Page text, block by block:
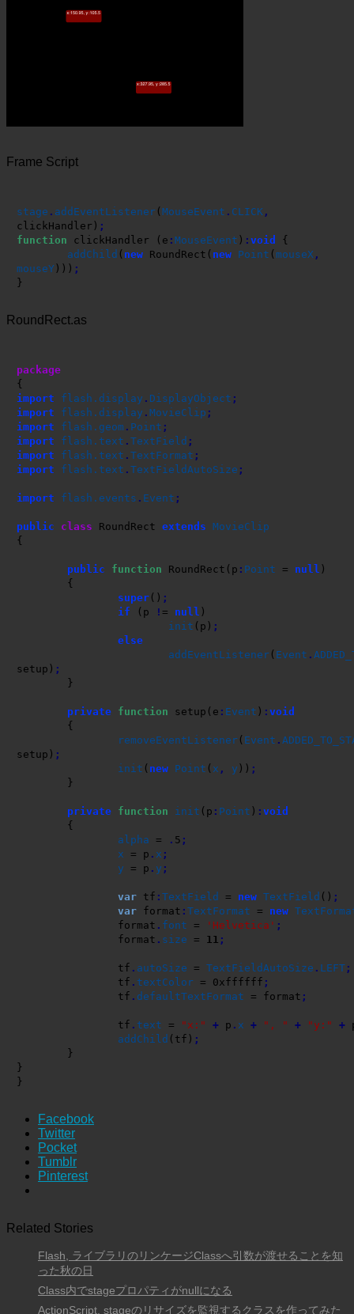
Frame Script
stage . addEventListener ( MouseEvent . CLICK ,
clickHandler ) ;
function clickHandler ( e : MouseEvent ) : void
{
addChild ( new RoundRect ( new Point ( mouseX ,
mouseY ) ) ) ;
}
RoundRect.as
package
{
import
flash.display . DisplayObject ;
import
flash.display . MovieClip ;
import
flash.geom . Point ;
import
flash.text . TextField ;
import
flash.text . TextFormat ;
import
flash.text . TextFieldAutoSize ;
import flash.events . Event ;
public class RoundRect extends MovieClip
{
public function RoundRect ( p : Point = null )
{
super ( ) ;
if
( p ! = null )
init ( p ) ;
else
addEventListener ( Event .
setup ) ;
}
private function setup ( e : Event ) : void
{
removeEventListener ( Event .
setup ) ;
init ( new Point ( x , y ) ) ;
}
private function init ( p : Point ) : void
{
alpha = . 5 ;
x = p . x ;
y = p . y ;
var tf : TextField = new TextField ( ) ;
var format : TextFormat = new
		format
. font = 'Helvetica' ;
		format
. size = 11 ;
		tf
. autoSize = TextFieldAutoSize . LEFT ;
		tf
. textColor = 0xffffff ;
		tf
. defaultTextFormat = format ;
		tf
. text = "x:" + p . x + ", " + "y:" +
addChild ( tf ) ;
}
}
}
Facebook
Twitter
Pocket
Tumblr
Pinterest
Related Stories
Flash, ライブラリのリンケージClassへ引数が渡せることを知
った秋の日
Class内でstageプロパティがnullになる
ActionScript, stageのリサイズを監視するクラスを作ってみた